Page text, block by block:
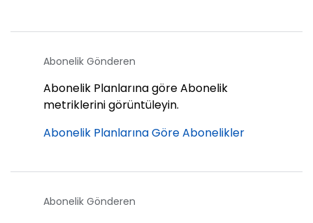
Abonelik Gönderen
Abonelik Planlarına göre Abonelik
metriklerini görüntüleyin.
Abonelik Planlarına Göre Abonelikler
Abonelik Gönderen